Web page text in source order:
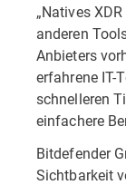
„Natives
anderen
Anbieters
erfahrene IT-
schnelleren
einfachere
Bitdefender
Sichtbarkeit